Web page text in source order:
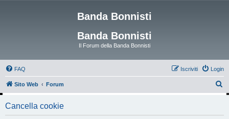
Banda Bonnisti
Banda Bonnisti
Il Forum della Banda Bonnisti
FAQ Login
Iscriviti
Sito Web Forum
Cancella cookie